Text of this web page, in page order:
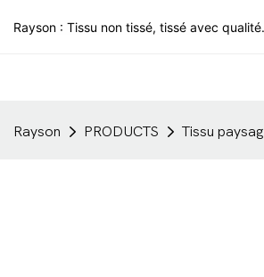
Rayson : Tissu non tissé, tissé avec qualité.
Rayson PRODUCTS Tissu